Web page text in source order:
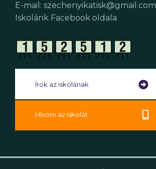
E-mail: szechenyikatisk@gmail.com
Iskolánk Facebook oldala
Írok az iskolának
Hívom az iskolát